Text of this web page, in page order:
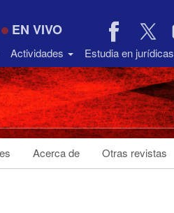
EN VIVO
Actividades Estudia en jurídicas
Acerca de Otras revistas